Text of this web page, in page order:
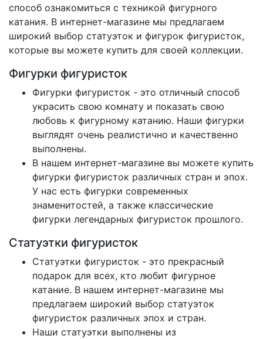
способ ознакомиться с техникой фигурного
катания. В интернет-магазине мы предлагаем
широкий выбор статуэток и фигурок фигуристок,
которые вы можете купить для своей коллекции.
Фигурки фигуристок
Фигурки фигуристок - это отличный способ
украсить свою комнату и показать свою
любовь к фигурному катанию. Наши фигурки
выглядят очень реалистично и качественно
выполнены.
В нашем интернет-магазине вы можете купить
фигурки фигуристок различных стран и эпох.
У нас есть фигурки современных
знаменитостей, а также классические
фигурки легендарных фигуристок прошлого.
Статуэтки фигуристок
Статуэтки фигуристок - это прекрасный
подарок для всех, кто любит фигурное
катание. В нашем интернет-магазине мы
предлагаем широкий выбор статуэток
фигуристок различных эпох и стран.
Наши статуэтки выполнены из